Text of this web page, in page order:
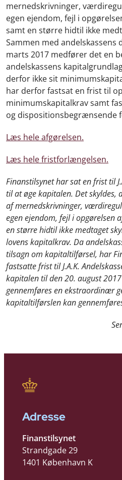
mernedskrivninger,
egen ejendom, fejl i
samt en større hidtil ikke
Sammen med andelskassens
marts 2017 medfører det en
andelskassens
derfor ikke sit
har derfor fastsat en frist til
minimumskapitalkrav samt
og dispositionsbegrænsende
Læs hele afgørelsen.
Læs hele fristforlængelsen.
Finanstilsynet har sat en frist til
til at øge kapitalen. Det skyldes,
af mernedskrivninger,
egen ejendom, fejl i opgørelsen
en større hidtil ikke medtaget
lovens kapitalkrav. Da
tilsagn om kapitaltilførsel, har
fastsatte frist til J.A.K.
kapitalen til den 20. august
gennemføres en ekstraordinær
kapitaltilførslen kan
Adresse
Finanstilsynet
Strandgade 29
1401 København K